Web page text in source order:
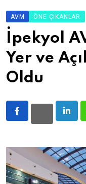
Ürün ve Hizmet
Enerji
Haber
Gündem
AVM ÖNE ÇIKANLAR
İpekyol
Yer ve
Oldu